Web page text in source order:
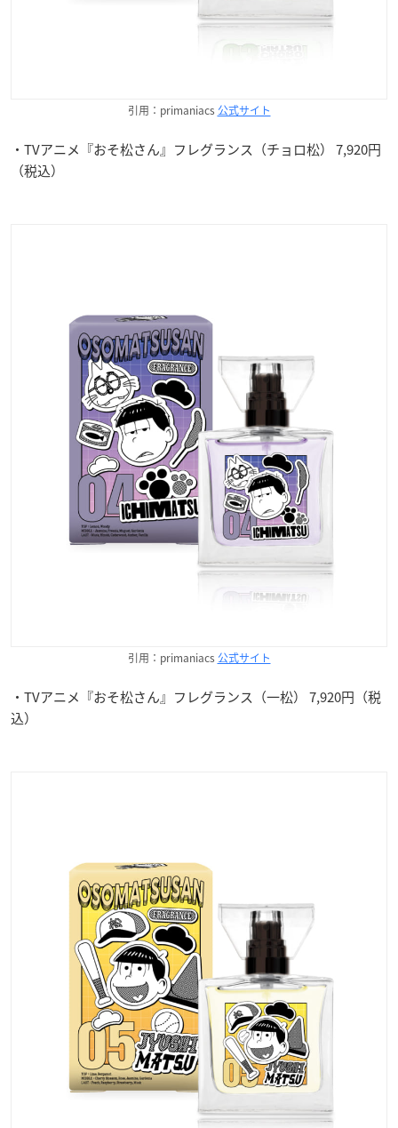
引用：primaniacs 公式サイト
・TVアニメ『おそ松さん』フレグランス（チョロ松） 7,920円
（税込）
引用：primaniacs 公式サイト
・TVアニメ『おそ松さん』フレグランス（一松） 7,920円（税
込）